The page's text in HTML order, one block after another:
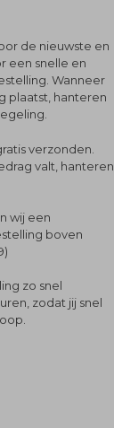
de nieuwste en
een snelle en
Wanneer
plaatst, hanteren
verzonden.
valt, hanteren
wij een
boven
zo snel
zodat jij snel